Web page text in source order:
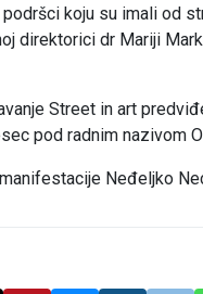
koju su imali od
direktorici dr Mariji
Street in art
pod radnim nazivom
Neđeljko